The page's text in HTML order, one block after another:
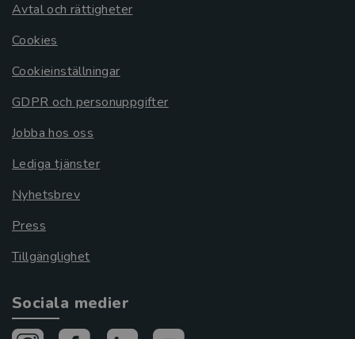
Avtal och rättigheter
Cookies
Cookieinställningar
GDPR och personuppgifter
Jobba hos oss
Lediga tjänster
Nyhetsbrev
Press
Tillgänglighet
Sociala medier